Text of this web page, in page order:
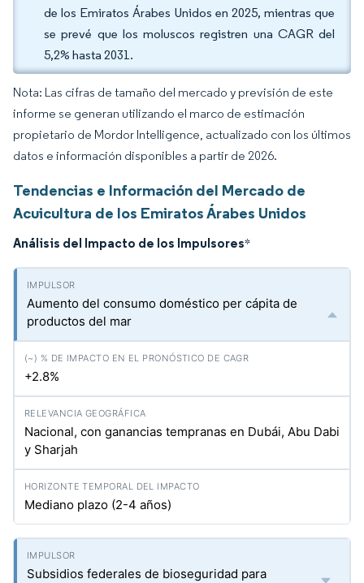
de los Emiratos Árabes Unidos en 2025, mientras que
se prevé que los moluscos registren una CAGR del
5,2% hasta 2031.
Nota: Las cifras de tamaño del mercado y previsión de este
informe se generan utilizando el marco de estimación
propietario de Mordor Intelligence, actualizado con los últimos
datos e información disponibles a partir de 2026.
Tendencias e Información del Mercado de
Acuicultura de los Emiratos Árabes Unidos
Análisis del Impacto de los Impulsores*
Aumento del consumo doméstico per cápita de
productos del mar
+2.8%
Nacional, con ganancias tempranas en Dubái, Abu Dabi
y Sharjah
Mediano plazo (2-4 años)
Subsidios federales de bioseguridad para